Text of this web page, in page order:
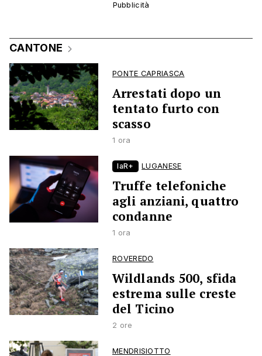
CANTONE
PONTE CAPRIASCA
Arrestati dopo un
tentato furto con
scasso
1 ora
laR+ LUGANESE
Truffe telefoniche
agli anziani, quattro
condanne
1 ora
ROVEREDO
Wildlands 500, sfida
estrema sulle creste
del Ticino
2 ore
MENDRISIOTTO